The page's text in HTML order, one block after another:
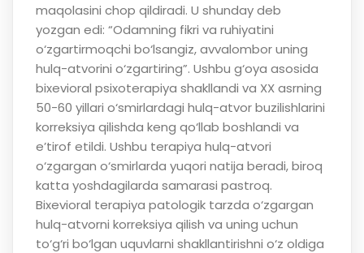
maqolasini chop qildiradi. U shunday deb
yozgan edi: “Odamning fikri va ruhiyatini
o‘zgartirmoqchi bo‘lsangiz, avvalombor uning
hulq-atvorini o‘zgartiring”. Ushbu g‘oya asosida
bixevioral psixoterapiya shakllandi va XX asrning
50-60 yillari o‘smirlardagi hulq-atvor buzilishlarini
korreksiya qilishda keng qo‘llab boshlandi va
e’tirof etildi. Ushbu terapiya hulq-atvori
o‘zgargan o‘smirlarda yuqori natija beradi, biroq
katta yoshdagilarda samarasi pastroq.
Bixevioral terapiya patologik tarzda o‘zgargan
hulq-atvorni korreksiya qilish va uning uchun
to‘g‘ri bo‘lgan uquvlarni shakllantirishni o‘z oldiga